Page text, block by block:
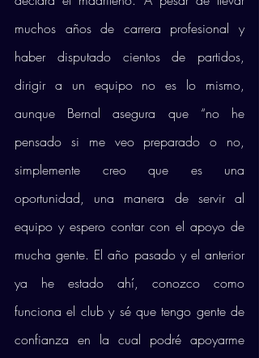
muchos años de carrera profesional y
haber disputado cientos de partidos,
dirigir a un equipo no es lo mismo,
aunque Bernal asegura que “no he
pensado si me veo preparado o no,
simplemente creo que es una
oportunidad, una manera de servir al
equipo y espero contar con el apoyo de
mucha gente. El año pasado y el anterior
ya he estado ahí, conozco como
funciona el club y sé que tengo gente de
confianza en la cual podré apoyarme